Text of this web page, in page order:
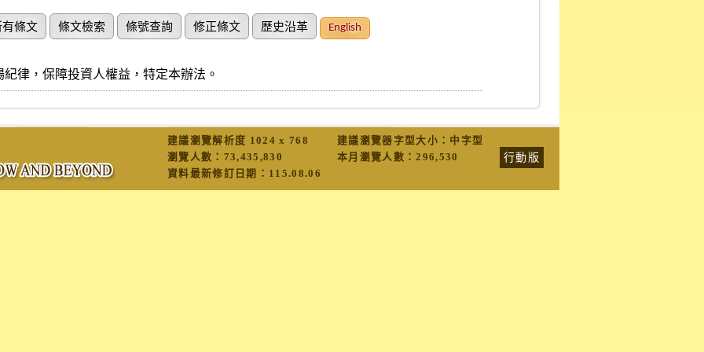
有條文 條文檢索 條號查詢 修正條文 歷史沿革 English
紀律，保障投資人權益，特定本辦法。
建議瀏覽解析度 1024 x 768 建議瀏覽器字型大小：中字型
行動版
瀏覽人數： 73,435,830 本月瀏覽人數：296,530
資料最新修訂日期： 115.08.06